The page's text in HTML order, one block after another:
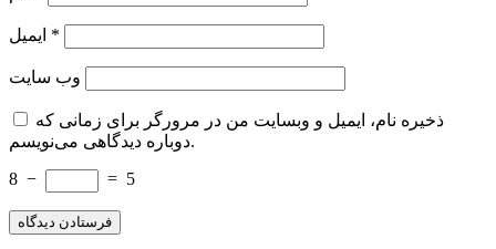
*
وب‌ سایت
ذخیره نام، ایمیل و وبسایت من در مرورگر برای زمانی که
دوباره دیدگاهی می‌نویسم.
8 − = 5